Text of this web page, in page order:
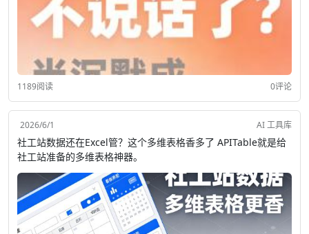
1189阅读 0评论
2026/6/1 AI 工具库
社工站数据还在Excel管？这个多维表格香多了 APITable就是给
社工站准备的多维表格神器。